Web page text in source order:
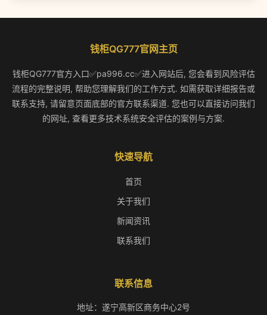
钱柜QG777官网主页
钱柜QG777官方入口✅pa996.cc✅进入网站后, 您会看到风险评估
流程的完整说明, 帮助您理解我们的工作方式. 如需获取详细报告或
联系支持, 请留意页面底部的官方联系渠道. 您也可以直接访问我们
的网址, 查看更多技术系统安全评估的案例与方案.
快速导航
首页
关于我们
新闻资讯
联系我们
联系信息
地址：遂宁高新区商务中心2号